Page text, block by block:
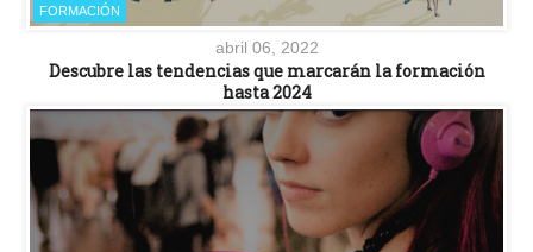
FORMACIÓN
abril 06, 2022
Descubre las tendencias que marcarán la formación
hasta 2024